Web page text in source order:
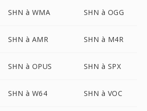
SHN à WMA SHN à OGG
SHN à AMR SHN à M4R
SHN à OPUS SHN à SPX
SHN à W64 SHN à VOC